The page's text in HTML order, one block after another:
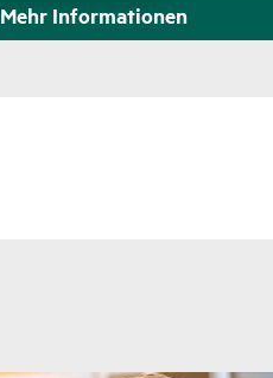
Mehr Infor­ma­tionen